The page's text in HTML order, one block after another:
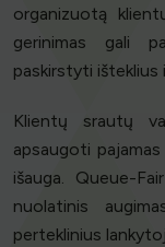
organizuotą
gerinimas gali
paskirstyti išteklius
Klientų srautų
apsaugoti
išauga. Queue-
nuolatinis
perteklinius